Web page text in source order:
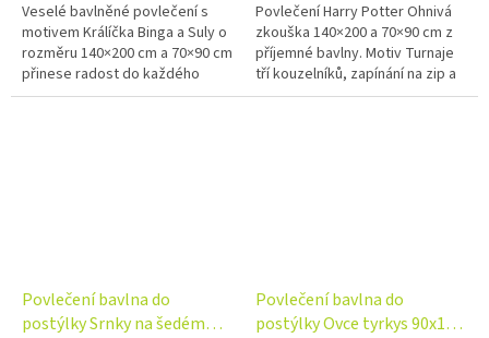
Veselé bavlněné povlečení s
motivem Králíčka Binga a Suly o
rozměru 140×200 cm a 70×90 cm
přinese radost do každého
dětského pokoje. Příjemný
Povlečení Harry Potter Ohnivá
zkouška 140×200 a 70×90 cm z
příjemné bavlny. Motiv Turnaje
tří kouzelníků, zapínání na zip a
certifikace Oeko‑Tex Standard
Povlečení bavlna do
postýlky Srnky na šedém
Povlečení bavlna do
postýlky Ovce tyrkys 90x130,